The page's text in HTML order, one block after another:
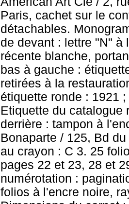
Paris, cachet sur le
détachables.
de devant : lettre "N" à
récente blanche,
bas à gauche :
retirées à la
étiquette ronde : 1921
Etiquette du catalogue
derrière : tampon à
Bonaparte / 125, Bd
au crayon : C 3. 25
pages 22 et 23, 28 et
numérotation :
folios à l'encre noire,